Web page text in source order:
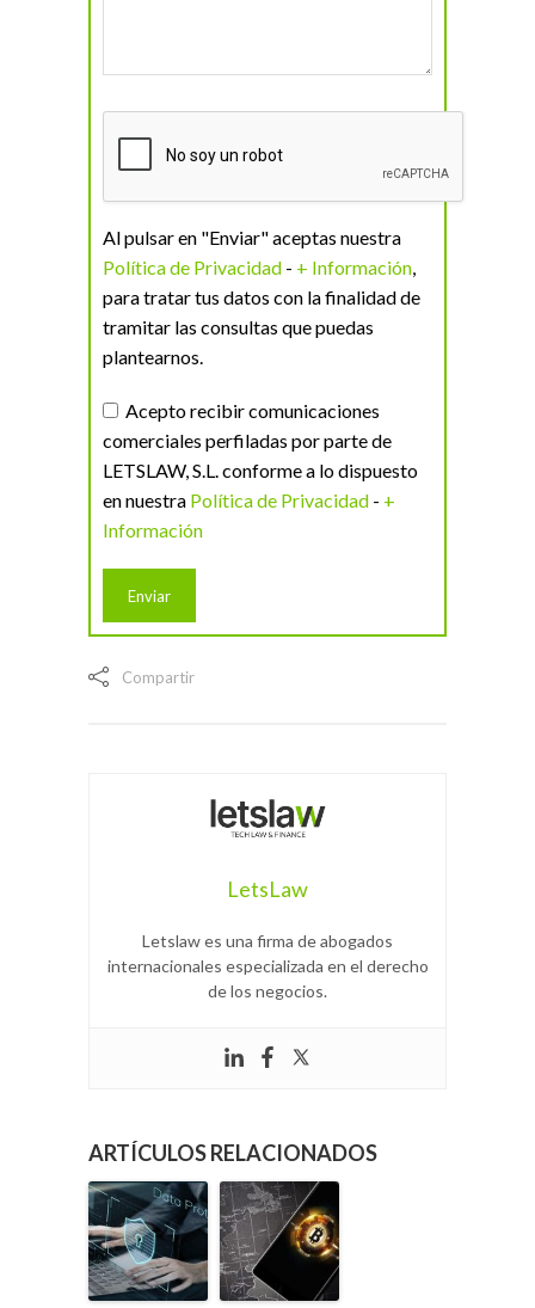
Al pulsar en "Enviar" aceptas nuestra
Política de Privacidad - + Información,
para tratar tus datos con la finalidad de
tramitar las consultas que puedas
plantearnos.
Acepto recibir comunicaciones
comerciales perfiladas por parte de
LETSLAW, S.L. conforme a lo dispuesto
en nuestra Política de Privacidad - +
Información
Compartir
LetsLaw
Letslaw es una firma de abogados
internacionales especializada en el derecho
de los negocios.
ARTÍCULOS RELACIONADOS